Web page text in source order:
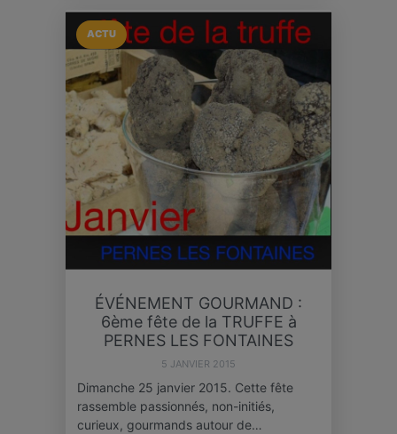
ACTU
ÉVÉNEMENT GOURMAND :
6ème fête de la TRUFFE à
PERNES LES FONTAINES
5 JANVIER 2015
Dimanche 25 janvier 2015. Cette fête
rassemble passionnés, non-initiés,
curieux, gourmands autour de…